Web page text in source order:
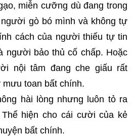
miễn cưỡng dù đang trong
gò bó mình và không tự
cách của người thiếu tự tin
người bảo thủ cố chấp. Hoặc
nội tâm đang che giấu rất
mưu toan bất chính.
hài lòng nhưng luôn tỏ ra
hiện cho cái cười của kẻ
bất chính.